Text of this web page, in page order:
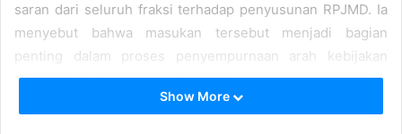
saran dari seluruh fraksi terhadap penyusunan RPJMD. Ia
menyebut bahwa masukan tersebut menjadi bagian
penting dalam proses penyempurnaan arah kebijakan
pembangunan lima tahun ke depan.
Show More